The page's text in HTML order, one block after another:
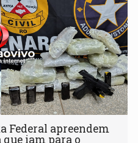
Federal apreendem
iam para o